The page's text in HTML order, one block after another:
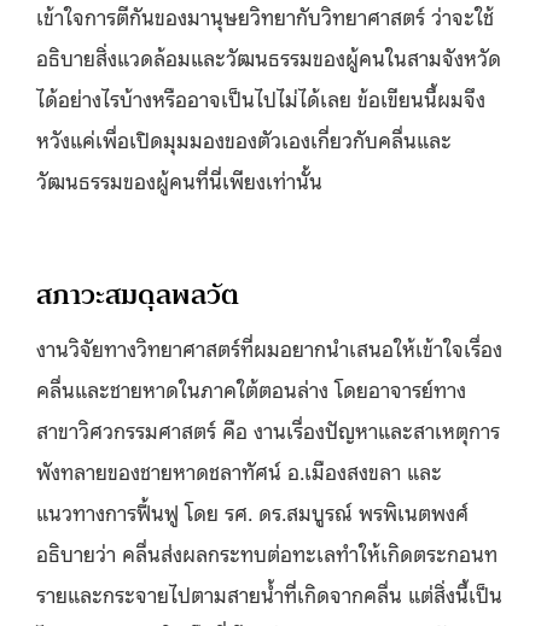
เข้าใจการตีกันของมานุษยวิทยากับวิทยาศาสตร์ ว่าจะใช้
อธิบายสิ่งแวดล้อมและวัฒนธรรมของผู้คนในสามจังหวัด
ได้อย่างไรบ้างหรืออาจเป็นไปไม่ได้เลย ข้อเขียนนี้ผมจึง
หวังแค่เพื่อเปิดมุมมองของตัวเองเกี่ยวกับคลื่นและ
วัฒนธรรมของผู้คนที่นี่เพียงเท่านั้น
สภาวะสมดุลพลวัต
งานวิจัยทางวิทยาศาสตร์ที่ผมอยากนำเสนอให้เข้าใจเรื่อง
คลื่นและชายหาดในภาคใต้ตอนล่าง โดยอาจารย์ทาง
สาขาวิศวกรรมศาสตร์ คือ งานเรื่องปัญหาและสาเหตุการ
พังทลายของชายหาดชลาทัศน์ อ.เมืองสงขลา และ
แนวทางการฟื้นฟู โดย รศ. ดร.สมบูรณ์ พรพิเนตพงศ์
อธิบายว่า คลื่นส่งผลกระทบต่อทะเลทำให้เกิดตระกอนท
รายและกระจายไปตามสายน้ำที่เกิดจากคลื่น แต่สิ่งนี้เป็น